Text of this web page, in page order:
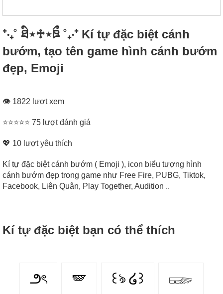
⁺‧₊˚ ཐི⋆♱⋆ཋྀ ˚₊‧⁺ Kí tự đặc biệt cánh
bướm, tạo tên game hình cánh bướm
đẹp, Emoji
👁 1822 lượt xem
⭐⭐⭐⭐⭐ 75 lượt đánh giá
💖 10 lượt yêu thích
Kí tự đặc biệt cánh bướm ( Emoji ), icon biểu tượng hình
cánh bướm đẹp trong game như Free Fire, PUBG, Tiktok,
Facebook, Liên Quân, Play Together, Audition ..
Kí tự đặc biệt bạn có thể thích
౨ৎ 🪽 ꒰ঌ ໒꒱ 𓆃